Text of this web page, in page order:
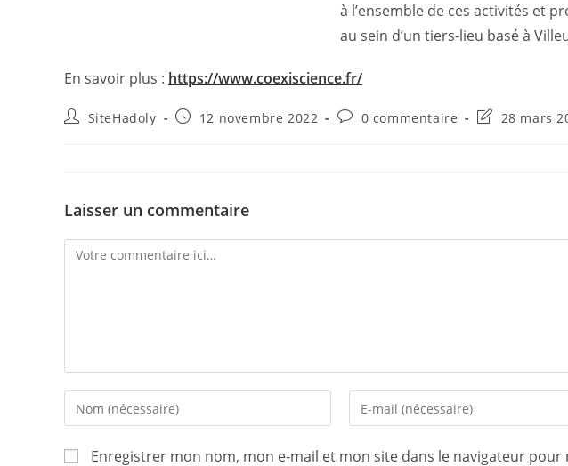
à l’ensemble de ces activités et
au sein d’un tiers-lieu basé à
En savoir plus : https://www.coexiscience.fr/
Auteur/autrice
SiteHadoly
Publication
12 novembre 2022
Commentaires
0 commentaire
Dernière
28 mars
Laisser un commentaire
Comment
Enter
your
name
Enter
your
Enregistrer mon nom, mon e-mail et mon site dans le navigateur